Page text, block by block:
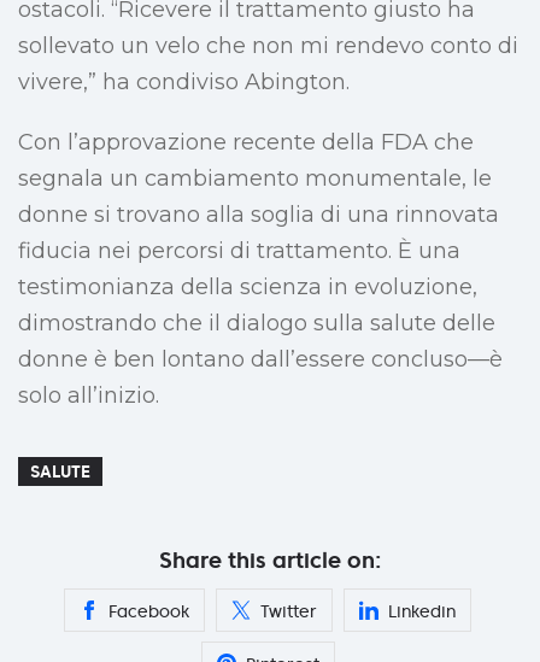
ostacoli. “Ricevere il trattamento giusto ha
sollevato un velo che non mi rendevo conto di
vivere,” ha condiviso Abington.
Con l’approvazione recente della FDA che
segnala un cambiamento monumentale, le
donne si trovano alla soglia di una rinnovata
fiducia nei percorsi di trattamento. È una
testimonianza della scienza in evoluzione,
dimostrando che il dialogo sulla salute delle
donne è ben lontano dall’essere concluso—è
solo all’inizio.
SALUTE
Share this article on:
Facebook Twitter Linkedin